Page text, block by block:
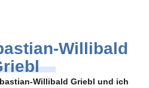
Willibald
Willibald Griebl und ich